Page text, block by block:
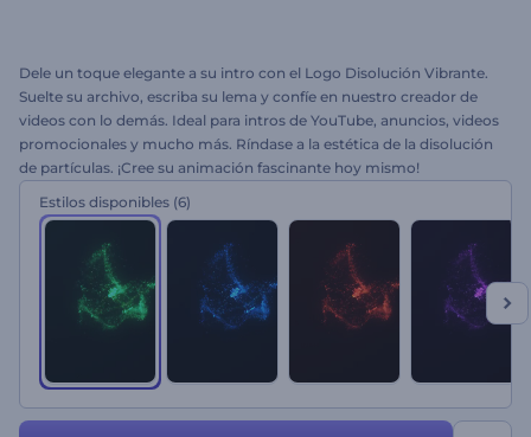
Dele un toque elegante a su intro con el Logo Disolución Vibrante.
Suelte su archivo, escriba su lema y confíe en nuestro creador de
videos con lo demás. Ideal para intros de YouTube, anuncios, videos
promocionales y mucho más. Ríndase a la estética de la disolución
de partículas. ¡Cree su animación fascinante hoy mismo!
Estilos disponibles (6)